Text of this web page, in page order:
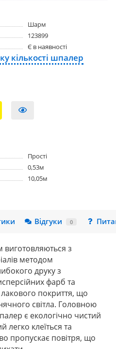
Шарм
123899
Є в наявності
кількості шпалер
Простi
0,53м
10,05м
Відгуки 0
з
методом
друку з
фарб та
покриття, що
світла. Головною
є екологічно чистий
легко клеїться та
пропускає повітря, що